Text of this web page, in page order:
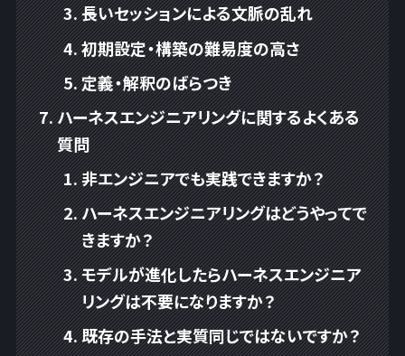
長いセッションによる文脈の乱れ
初期設定・構築の難易度の高さ
定義・解釈のばらつき
ハーネスエンジニアリングに関するよくある
質問
非エンジニアでも実践できますか？
ハーネスエンジニアリングはどうやってで
きますか？
モデルが進化したらハーネスエンジニア
リングは不要になりますか？
既存の手法と実質同じではないですか？